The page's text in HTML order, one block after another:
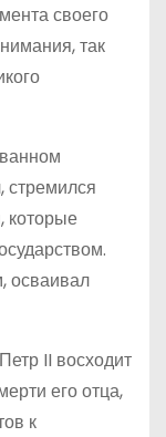
своего
так
стремился
которые
осваивал
II восходит
его отца,
к